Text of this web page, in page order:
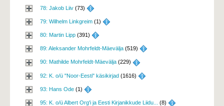
78: Jakob Liiv (73)
79: Wilhelm Linkgreim (1)
80: Martin Lipp (391)
89: Aleksander Mohrfeldt-Mäevälja (519)
90: Mathilde Mohrfeldt-Mäevälja (229)
92: K. o/ü "Noor-Eesti" käsikirjad (1616)
93: Hans Ode (1)
95: K. o/ü Albert Org'i ja Eesti Kirjanikkude Liidu... (8)